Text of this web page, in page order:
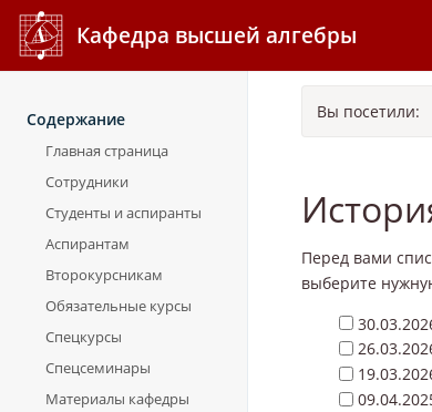
Кафедра высшей алгебры
Содержание
Главная страница
Сотрудники
Студенты и аспиранты
Аспирантам
Второкурсникам
Обязательные курсы
Спецкурсы
Спецсеминары
Материалы кафедры
Вы посетили:
Перед вами
выберите